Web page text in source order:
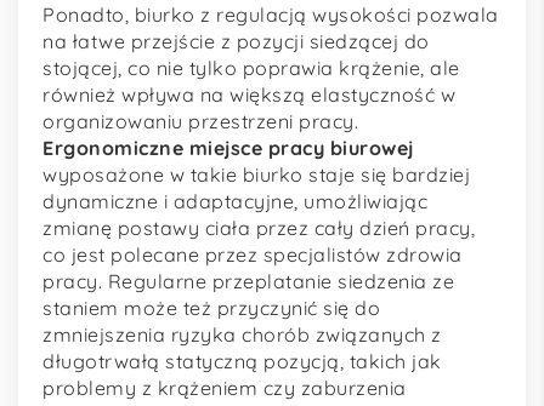
Ponadto, biurko z regulacją wysokości pozwala
na łatwe przejście z pozycji siedzącej do
stojącej, co nie tylko poprawia krążenie, ale
również wpływa na większą elastyczność w
organizowaniu przestrzeni pracy.
Ergonomiczne miejsce pracy biurowej
wyposażone w takie biurko staje się bardziej
dynamiczne i adaptacyjne, umożliwiając
zmianę postawy ciała przez cały dzień pracy,
co jest polecane przez specjalistów zdrowia
pracy. Regularne przeplatanie siedzenia ze
staniem może też przyczynić się do
zmniejszenia ryzyka chorób związanych z
długotrwałą statyczną pozycją, takich jak
problemy z krążeniem czy zaburzenia